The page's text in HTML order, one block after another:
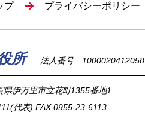
プ プライバシーポリシー
所 法人番号 1000020412058
県伊万里市立花町1355番地1
(代表) FAX 0955-23-6113